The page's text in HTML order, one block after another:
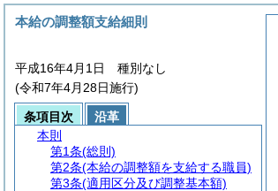
本給の調整額支給細則
平成16年4月1日 種別なし
(令和7年4月28日施行)
条項目次
沿革
本則
第1条(総則)
第2条(本給の調整額を支給する職員)
第3条(適用区分及び調整基本額)